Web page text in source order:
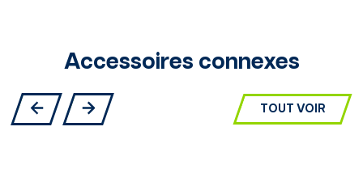
Accessoires connexes
TOUT VOIR